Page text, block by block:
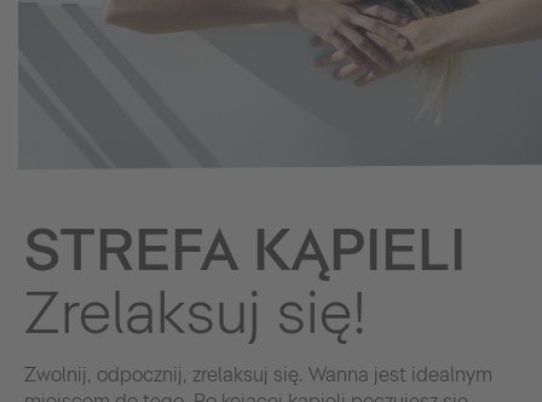
STREFA KĄPIELI
Zrelaksuj się!
Zwolnij, odpocznij, zrelaksuj się. Wanna jest idealnym